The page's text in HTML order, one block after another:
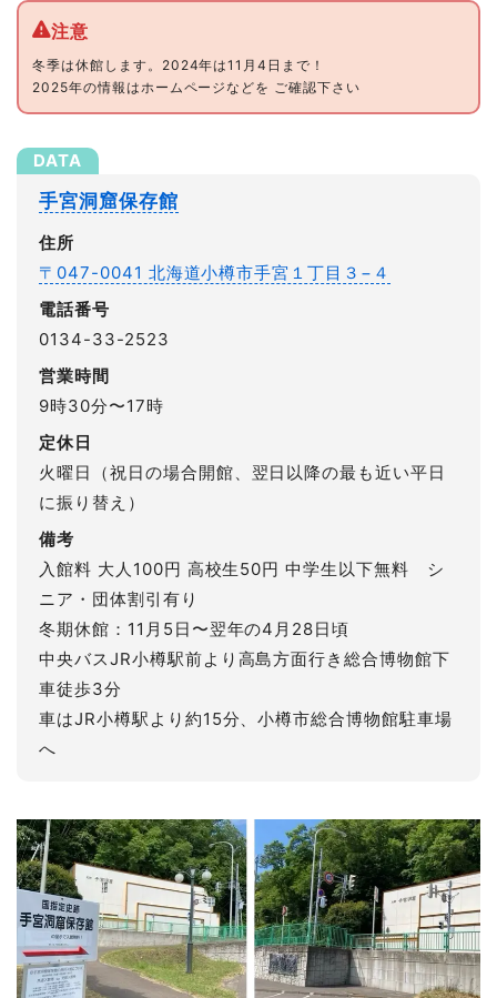
冬季は休館します。2024年は11月4日まで！
2025年の情報はホームページなどを ご確認下さい
手宮洞窟保存館
住所
〒047-0041 北海道小樽市手宮１丁目３−４
電話番号
0134-33-2523
営業時間
9時30分〜17時
定休日
火曜日（祝日の場合開館、翌日以降の最も近い平日
に振り替え）
備考
入館料 大人100円 高校生50円 中学生以下無料 シ
ニア・団体割引有り
冬期休館：11月5日〜翌年の4月28日頃
中央バスJR小樽駅前より高島方面行き総合博物館下
車徒歩3分
車はJR小樽駅より約15分、小樽市総合博物館駐車場
へ